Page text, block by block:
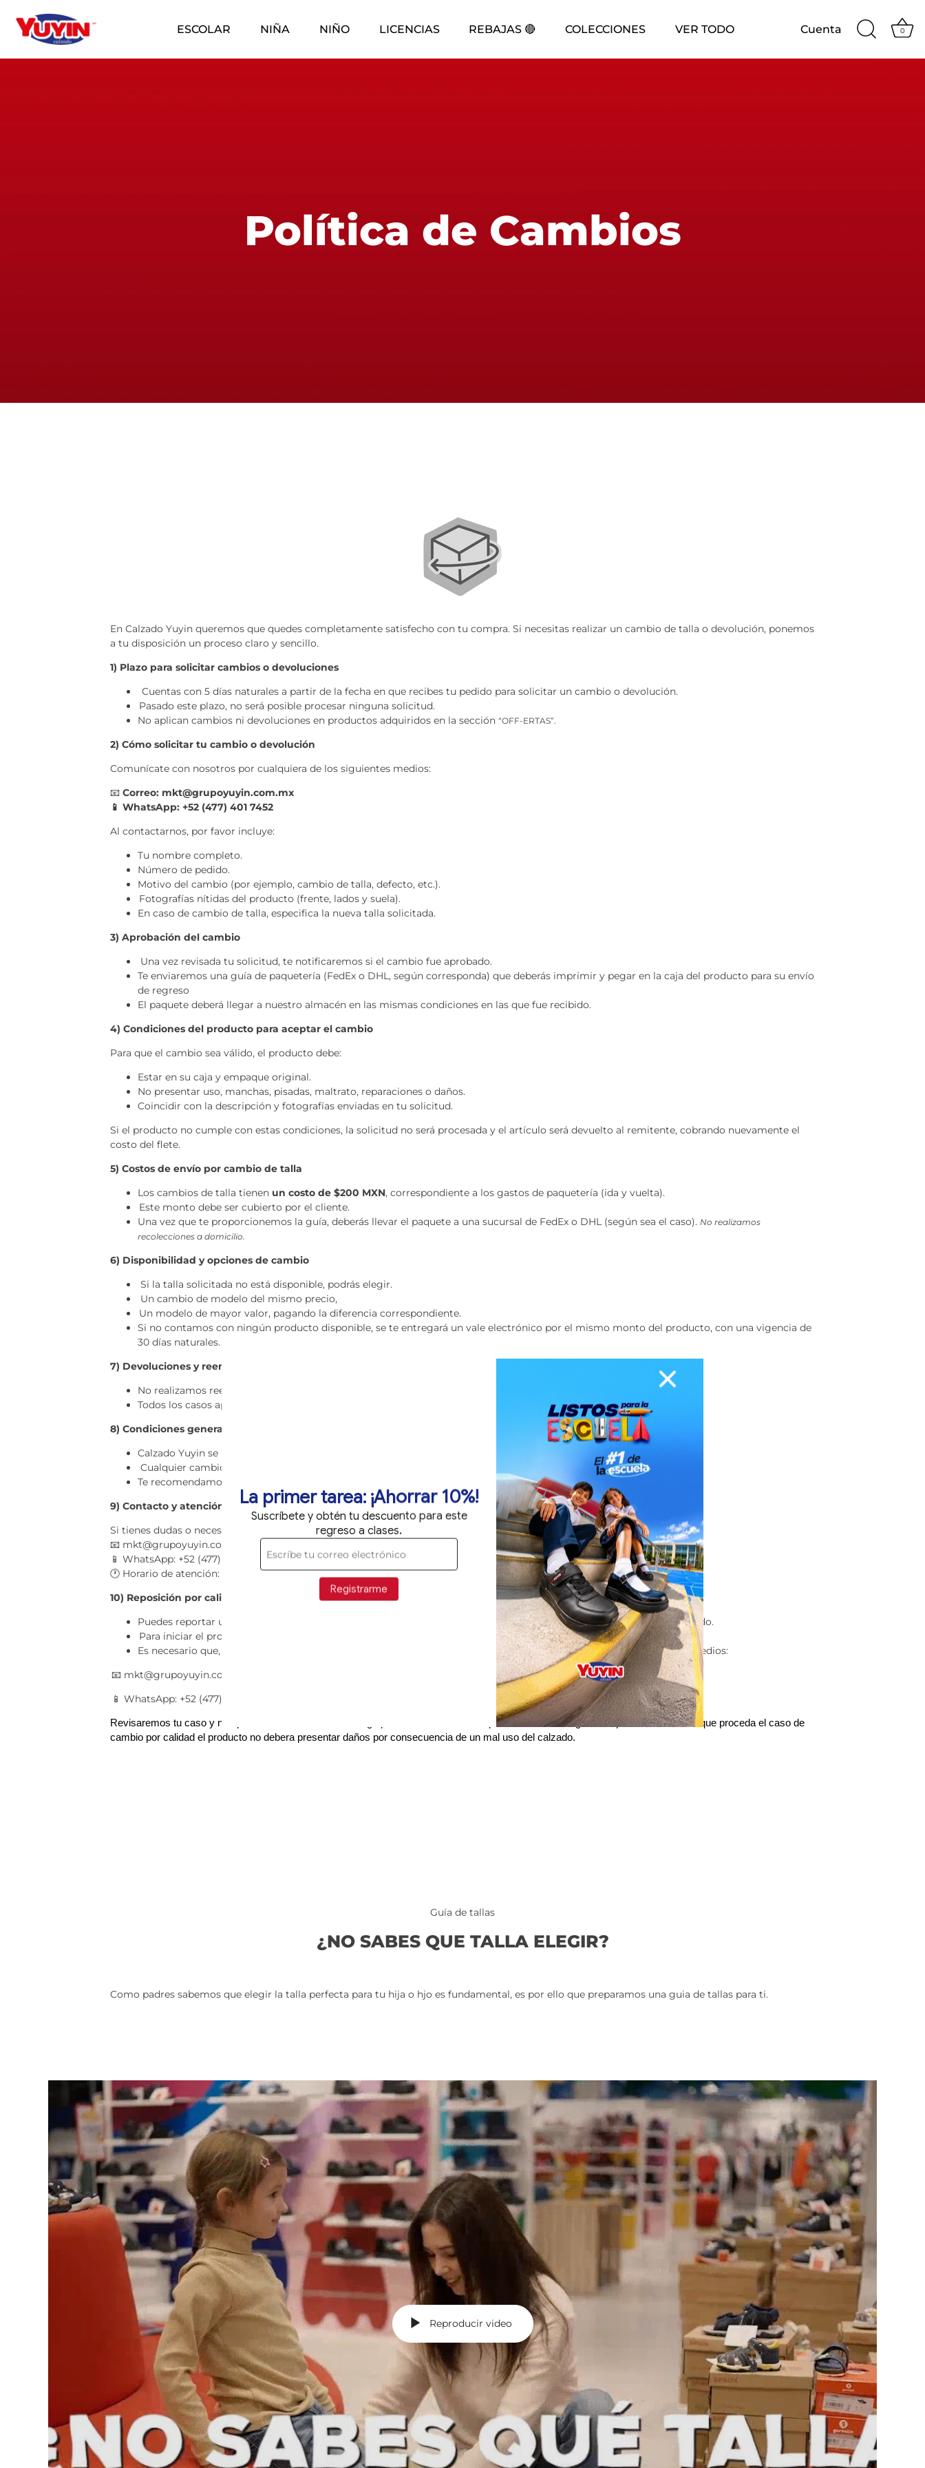
ESCOLAR NIÑA NIÑO LICENCIAS REBAJAS 🔴 COLECCIONES VER TODO Cuenta 0
Política de Cambios
En Calzado Yuyin queremos que quedes completamente satisfecho con tu compra. Si necesitas realizar un cambio de talla o devolución, ponemos
a tu disposición un proceso claro y sencillo.
1) Plazo para solicitar cambios o devoluciones
Cuentas con 5 días naturales a partir de la fecha en que recibes tu pedido para solicitar un cambio o devolución.
Pasado este plazo, no será posible procesar ninguna solicitud.
No aplican cambios ni devoluciones en productos adquiridos en la sección “OFF-ERTAS”.
2) Cómo solicitar tu cambio o devolución
Comunícate con nosotros por cualquiera de los siguientes medios:
📧 Correo: mkt@grupoyuyin.com.mx
📱 WhatsApp: +52 (477) 401 7452
Al contactarnos, por favor incluye:
Tu nombre completo.
Número de pedido.
Motivo del cambio (por ejemplo, cambio de talla, defecto, etc.).
Fotografías nítidas del producto (frente, lados y suela).
En caso de cambio de talla, especifica la nueva talla solicitada.
3) Aprobación del cambio
Una vez revisada tu solicitud, te notificaremos si el cambio fue aprobado.
Te enviaremos una guía de paquetería (FedEx o DHL, según corresponda) que deberás imprimir y pegar en la caja del producto para su envío
de regreso
El paquete deberá llegar a nuestro almacén en las mismas condiciones en las que fue recibido.
4) Condiciones del producto para aceptar el cambio
Para que el cambio sea válido, el producto debe:
Estar en su caja y empaque original.
No presentar uso, manchas, pisadas, maltrato, reparaciones o daños.
Coincidir con la descripción y fotografías enviadas en tu solicitud.
Si el producto no cumple con estas condiciones, la solicitud no será procesada y el artículo será devuelto al remitente, cobrando nuevamente el
costo del flete.
5) Costos de envío por cambio de talla
Los cambios de talla tienen un costo de $200 MXN, correspondiente a los gastos de paquetería (ida y vuelta).
Este monto debe ser cubierto por el cliente.
Una vez que te proporcionemos la guía, deberás llevar el paquete a una sucursal de FedEx o DHL (según sea el caso). No realizamos
recolecciones a domicilio.
6) Disponibilidad y opciones de cambio
Si la talla solicitada no está disponible, podrás elegir.
Un cambio de modelo del mismo precio,
Un modelo de mayor valor, pagando la diferencia correspondiente.
Si no contamos con ningún producto disponible, se te entregará un vale electrónico por el mismo monto del producto, con una vigencia de
30 días naturales.
7) Devoluciones y reembolsos
No realizamos reembolsos en efectivo, tarjeta de crédito, débito o aplazo.
Todos los casos aprobados se gestionan mediante cambio físico de producto o vale electrónico.
8) Condiciones generales
Calzado Yuyin se reserva el derecho de modificar o actualizar estas políticas en cualquier momento.
Cualquier cambio o aclaración entrará en vigor inmediatamente después de su publicación en nuestro sitio web.
Te recomendamos revisarlas periódicamente antes de realizar una compra.
9) Contacto y atención al cliente
Si tienes dudas o necesitas asistencia con tu cambio o devolución, comunícate con nosotros:
📧 mkt@grupoyuyin.com.mx
📱 WhatsApp: +52 (477) 401 7452
🕐 Horario de atención: Lunes a viernes de 9:00 a 18:00 hrs(CDMX) ysábados de 9:00 a 13:00 hrs.
10) Reposición por calidad (reporte de calidad)
Puedes reportar un tema de calidad del producto hasta 30 días naturales después de la fecha de recepción de tu pedido.
Para iniciar el proceso, completa el Reporte de Calidad en el siguiente
enlace.
Es necesario que, una vez enviado el formulario, nos notifiques que realizaste el reporte por cualquiera de nuestros medios:
📧 mkt@grupoyuyin.com.mx
📱 WhatsApp: +52 (477) 401 7452
Revisaremos tu caso y nos pondremos en contacto contigo por los mismos medios para indicarte los siguientes pasos. Nota: Para que proceda el caso de
cambio por calidad el producto no debera presentar daños por consecuencia de un mal uso del calzado.
Guía de tallas
¿NO SABES QUE TALLA ELEGIR?
Como padres sabemos que elegir la talla perfecta para tu hija o hjo es fundamental, es por ello que preparamos una guia de tallas para ti.
Reproducir video
La primer tarea: ¡Ahorrar 10%!
Suscríbete y obtén tu descuento para este
regreso a clases.
Registrarme